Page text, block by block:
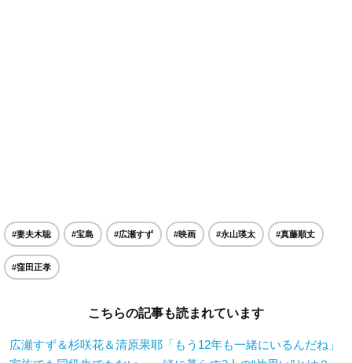
#妻夫木聡 #宝島 #広瀬すず #映画 #永山瑛太 #真藤順丈
#窪田正孝
こちらの記事も読まれています
広瀬すず＆杉咲花＆清原果耶「もう12年も一緒にいるんだね」